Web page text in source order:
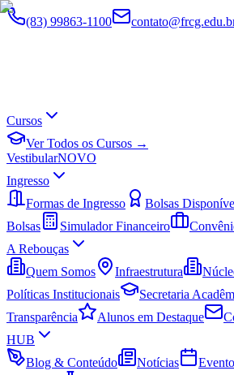
(83) 99863-1100
Cursos
Ver Todos os Cursos →
VestibularNOVO
Ingresso
Formas de Ingresso
Bolsas
Bolsas
Simulador Financeiro
A Rebouças
Quem Somos
Infraestrutura
Políticas Institucionais
Secretaria
Transparência
Alunos em Destaque
HUB
Blog & Conteúdo
Notícias